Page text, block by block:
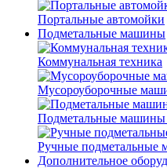
Портальные автомойки
Подметальные машины
Коммунальная техника
Мусороуборочные
Подметальные машины
Ручные подметальные
Дополнительное